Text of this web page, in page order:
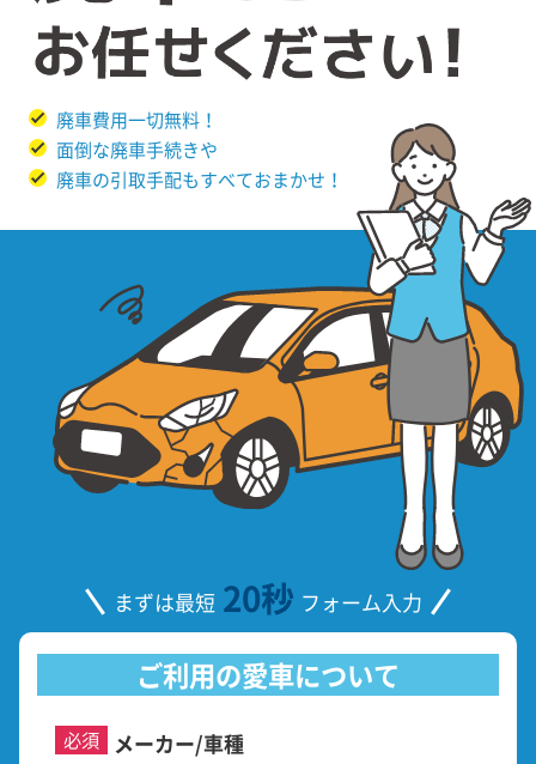
廃車費用一切無料！
面倒な廃車手続きや
廃車の引取手配もすべておまかせ！
まずは最短 20秒 フォーム入力
ご利用の愛車について
メーカー/車種
必須